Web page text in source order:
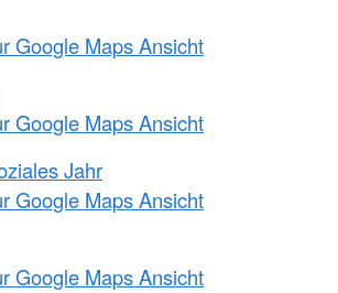
Google Maps Ansicht
Google Maps Ansicht
Jahr
Google Maps Ansicht
Google Maps Ansicht